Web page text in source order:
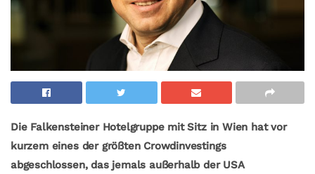
Die Falkensteiner Hotelgruppe mit Sitz in Wien hat vor
kurzem eines der größten Crowdinvestings
abgeschlossen, das jemals außerhalb der USA